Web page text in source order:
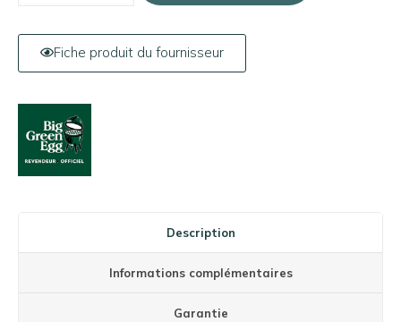
Fiche produit du fournisseur
Description
Informations complémentaires
Garantie